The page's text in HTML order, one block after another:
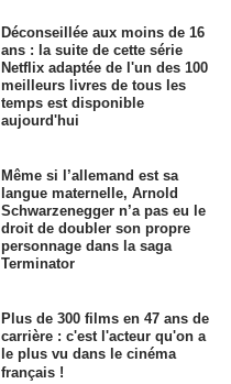
Déconseillée aux moins de 16
ans : la suite de cette série
Netflix adaptée de l'un des 100
meilleurs livres de tous les
temps est disponible
aujourd'hui
Même si l’allemand est sa
langue maternelle, Arnold
Schwarzenegger n’a pas eu le
droit de doubler son propre
personnage dans la saga
Terminator
Plus de 300 films en 47 ans de
carrière : c'est l'acteur qu'on a
le plus vu dans le cinéma
français !